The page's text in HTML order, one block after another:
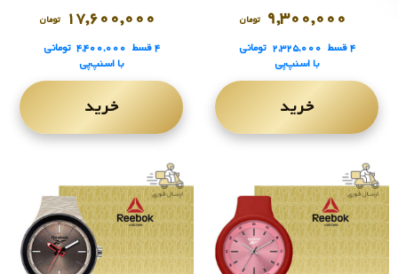
۹,۳۰۰,۰۰۰ تومان
۴ قسط ۲,۳۲۵,۰۰۰ تومانی
با اسنپ‌پی
خرید
۱۷,۶۰۰,۰۰۰ تومان
۴ قسط ۴,۴۰۰,۰۰۰ تومانی
با اسنپ‌پی
خرید